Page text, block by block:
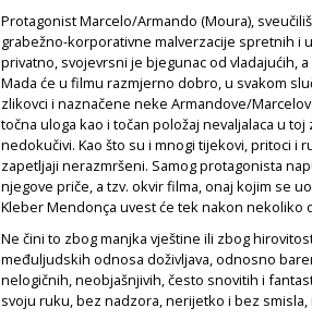
Protagonist Marcelo/Armando (Moura),
grabežno-korporativne malverzacije spretnih i
privatno, svojevrsni je bjegunac od vladajućih,
Mada će u filmu razmjerno dobro, u svakom
zlikovci i naznačene neke Armandove/
točna uloga kao i točan položaj nevaljalaca u
nedokučivi. Kao što su i mnogi tijekovi, pritoci i
zapetljaji nerazmršeni. Samog protagonista
njegove priče, a tzv. okvir filma, onaj kojim se
Kleber Mendonça uvest će tek nakon nekoliko
Ne čini to zbog manjka vještine ili zbog
međuljudskih odnosa doživljava, odnosno
nelogičnih, neobjašnjivih, često snovitih i
svoju ruku, bez nadzora, nerijetko i bez